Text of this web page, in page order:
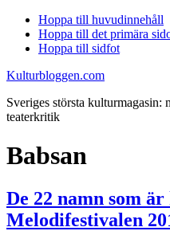
Hoppa till huvudinnehåll
Hoppa till det primära
Hoppa till sidfot
Kulturbloggen.com
Sveriges största
teaterkritik
Babsan
De 22 namn som
Melodifestivalen